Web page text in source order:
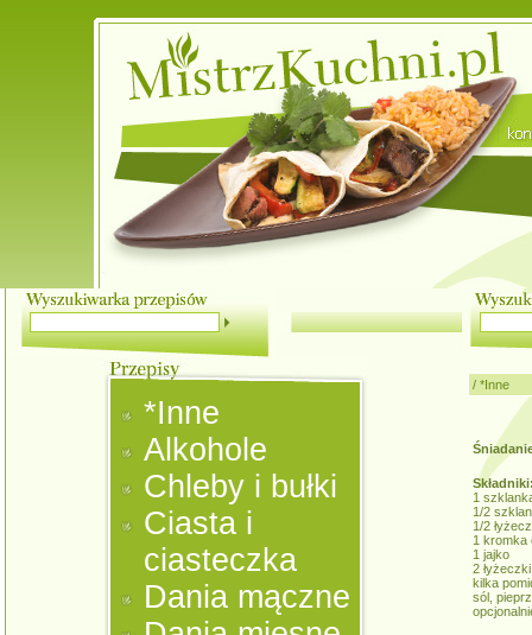
*Inne
Alkohole
Chleby i bułki
Ciasta i
ciasteczka
Dania mączne
/ *Inne
1
1/2
1/2
1 kromka
1 jajko
2
kilka
sól, pieprz